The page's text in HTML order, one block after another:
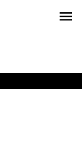
menu